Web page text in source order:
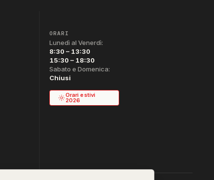
ORARI
Lunedì al Venerdì:
8:30 – 13:30
15:30 – 18:30
Sabato e Domenica:
Chiusi
Orari estivi
2026